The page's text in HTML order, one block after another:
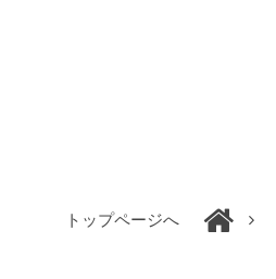
トップページへ